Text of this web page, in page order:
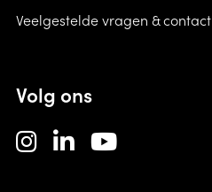
Veelgestelde vragen & contact
Volg ons